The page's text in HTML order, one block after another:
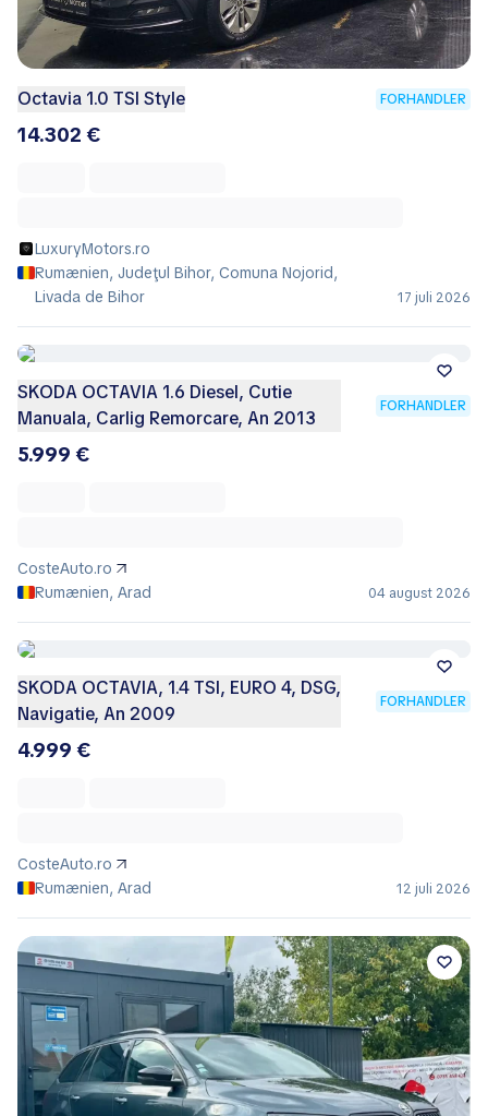
Octavia 1.0 TSI Style FORHANDLER
14.302 €
LuxuryMotors.ro
Rumænien, Judeţul Bihor, Comuna Nojorid,
Livada de Bihor
17 juli 2026
SKODA OCTAVIA 1.6 Diesel, Cutie
Manuala, Carlig Remorcare, An 2013
FORHANDLER
5.999 €
CosteAuto.ro
Rumænien, Arad
04 august 2026
SKODA OCTAVIA, 1.4 TSI, EURO 4, DSG,
Navigatie, An 2009
FORHANDLER
4.999 €
CosteAuto.ro
Rumænien, Arad
12 juli 2026